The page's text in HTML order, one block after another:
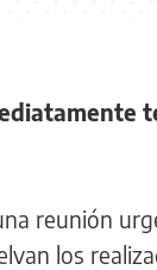
reunión
los